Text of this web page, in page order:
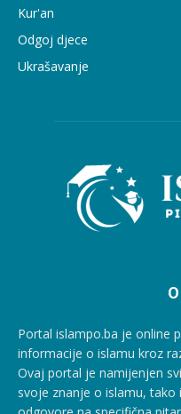
Kur'an
Odgoj djece
Ukrašavanje
Portal islampo.ba je online
informacije o islamu kroz
Ovaj portal je namijenjen
svoje znanje o islamu,